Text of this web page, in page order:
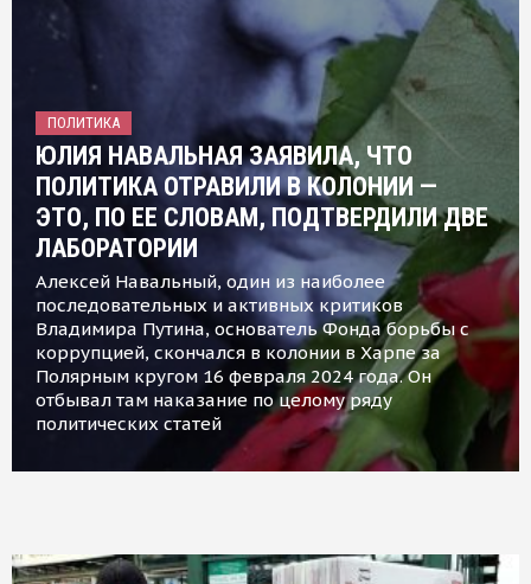
ПОЛИТИКА
ЮЛИЯ НАВАЛЬНАЯ ЗАЯВИЛА, ЧТО
ПОЛИТИКА ОТРАВИЛИ В КОЛОНИИ —
ЭТО, ПО ЕЕ СЛОВАМ, ПОДТВЕРДИЛИ ДВЕ
ЛАБОРАТОРИИ
Алексей Навальный, один из наиболее
последовательных и активных критиков
Владимира Путина, основатель Фонда борьбы с
коррупцией, скончался в колонии в Харпе за
Полярным кругом 16 февраля 2024 года. Он
отбывал там наказание по целому ряду
политических статей